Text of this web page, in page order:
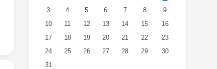
3 4 5 6 7 8
9
10
11 12 13 14 15
16
17
18 19 20 21 22
23
24
25 26 27 28 29
30
31